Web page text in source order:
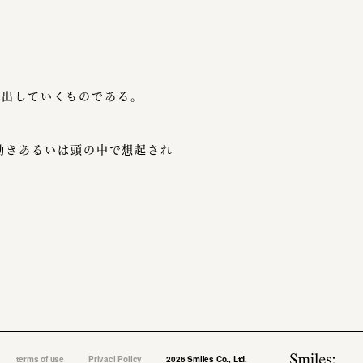
していくものである。
あるいは頭の中で想起され
terms of use Privaci Policy 2026 Smiles Co., Ltd.